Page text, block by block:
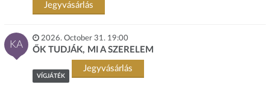
Jegyvásárlás
KA
2026. October 31. 19:00
ŐK TUDJÁK, MI A SZERELEM
VÍGJÁTÉK
Jegyvásárlás